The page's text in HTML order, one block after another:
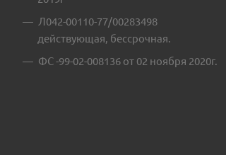
Л042-00110-77/00283498
действующая, бессрочная.
ФС -99-02-008136 от 02 ноября 2020г.